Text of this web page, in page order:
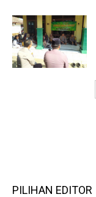
PILIHAN EDITOR